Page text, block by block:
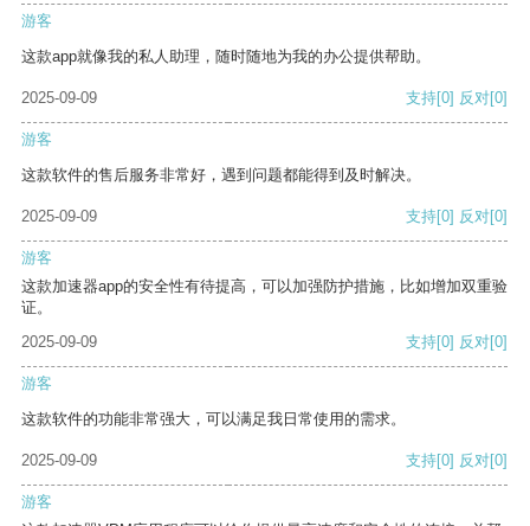
游客
这款app就像我的私人助理，随时随地为我的办公提供帮助。
2025-09-09 支持[0] 反对[0]
游客
这款软件的售后服务非常好，遇到问题都能得到及时解决。
2025-09-09 支持[0] 反对[0]
游客
这款加速器app的安全性有待提高，可以加强防护措施，比如增加双重验
证。
2025-09-09
支持[0] 反对[0]
游客
这款软件的功能非常强大，可以满足我日常使用的需求。
2025-09-09 支持[0] 反对[0]
游客